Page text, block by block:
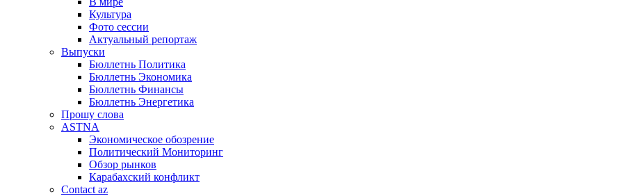
Культура
Фото сессии
Актуальный репортаж
Выпуски
Бюллетнь Политика
Бюллетнь Экономика
Бюллетнь Финансы
Бюллетнь Энергетика
Прошу слова
ASTNA
Экономическое обозрение
Политический Мониторинг
Обзор рынков
Карабахский конфликт
Contact az